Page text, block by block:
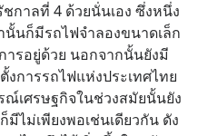
กาลที่ 4 ด้วยนั่นเอง ซึ่งหนึ่ง
นั้นก็มีรถไฟจำลองขนาดเล็ก
รอยู่ด้วย นอกจากนั้นยังมี
การรถไฟแห่งประเทศไทย
ณ์เศรษฐกิจในช่วงสมัยนั้นยัง
ไม่เพียงพอเช่นเดียวกัน ดัง